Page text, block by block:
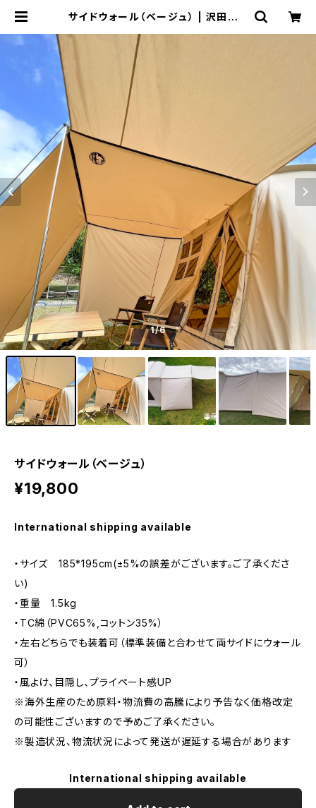
サイドウォール（ベージュ） | 沢田テン
1/6
サイドウォール（ベージュ）
¥19,800
International shipping available
・サイズ 185*195cm(±5%の誤差がございます。ご了承くださ
い)
・重量 1.5kg
・TC綿（PVC65%,コットン35%）
・左右どちらでも装着可（標準装備と合わせて両サイドにウォール
可）
・風よけ、目隠し、プライペート感UP
※海外生産のため原料・物流費の高騰により予告なく価格改定
の可能性ございますので予めご了承ください。
※製造状況、物流状況によって発送が遅延する場合があります
International shipping available